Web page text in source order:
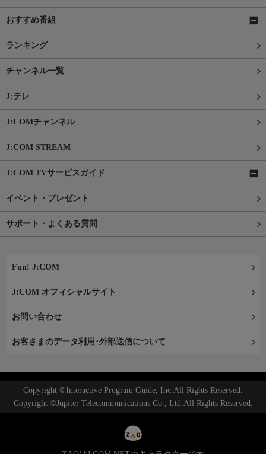
おすすめ番組
ランキング
チャンネル一覧
J:テレ
J:COMチャンネル
J:COM STREAM
J:COM TVサービスガイド
イベント・プレゼント
サポート・よくある質問
Fun! J:COM
J:COM オフィシャルサイト
お問い合わせ
お客さまのデータ利用･外部送信について
Copyright ©Interactive Program Guide, Inc.All Rights Reserved.
Copyright ©Jupiter Telecommunications Co., Ltd.All Rights Reserved.